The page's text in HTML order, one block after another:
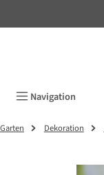
Navigation
Garten Dekoration